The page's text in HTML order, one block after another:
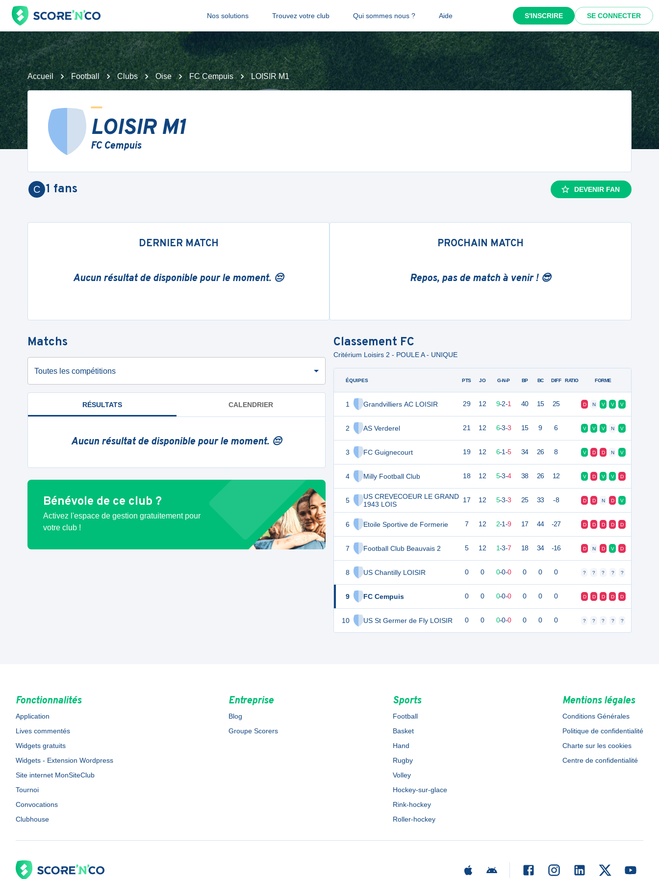
Nos solutions Trouvez votre club Qui sommes nous ? Aide S'INSCRIRE SE CONNECTER
Accueil Football Clubs Oise FC Cempuis LOISIR M1
LOISIR M1
FC Cempuis
C 1 fans DEVENIR FAN
DERNIER MATCH
Aucun résultat de disponible pour le moment. 😔
PROCHAIN MATCH
Repos, pas de match à venir ! 😎
Matchs
Toutes les compétitions
RÉSULTATS CALENDRIER
Aucun résultat de disponible pour le moment. 😔
Bénévole de ce club ?
Activez l'espace de gestion gratuitement pour
votre club !
Classement FC
Critérium Loisirs 2 - POULE A - UNIQUE
ÉQUIPES
1 Grandvilliers AC LOISIR
2 AS Verderel
3 FC Guignecourt
4 Milly Football Club
5
US CREVECOEUR LE GRAND
1943 LOIS
6 Etoile Sportive de Formerie
7 Football Club Beauvais 2
8 US Chantilly LOISIR
9 FC Cempuis
10 US St Germer de Fly LOISIR
PTS JO G-N-P BP BC DIFF RATIO FORME
29 12 9-2-1 40 15 25 D N V V V
21 12 6-3-3 15 9 6 V V V N V
19 12 6-1-5 34 26 8 V D D N V
18 12 5-3-4 38 26 12 V D V V D
17 12 5-3-3 25 33 -8 D D N D V
7 12 2-1-9 17 44 -27 D D D D D
5 12 1-3-7 18 34 -16 D N D V D
0 0 0-0-0 0 0 0 ? ? ? ? ?
0 0 0-0-0 0 0 0 D D D D D
0 0 0-0-0 0 0 0 ? ? ? ? ?
Fonctionnalités
Application
Lives commentés
Widgets gratuits
Widgets - Extension Wordpress
Site internet MonSiteClub
Tournoi
Convocations
Clubhouse
Entreprise
Blog
Groupe Scorers
Sports
Football
Basket
Hand
Rugby
Volley
Hockey-sur-glace
Rink-hockey
Roller-hockey
Mentions légales
Conditions Générales
Politique de confidentialité
Charte sur les cookies
Centre de confidentialité